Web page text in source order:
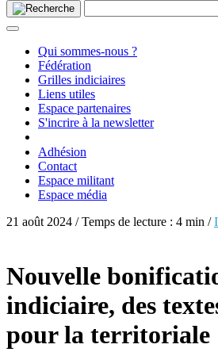
Qui sommes-nous ?
Fédération
Grilles indiciaires
Liens utiles
Espace partenaires
S'incrire à la newsletter
Adhésion
Contact
Espace militant
Espace média
21 août 2024 / Temps de lecture : 4 min /
Nouvelle
indiciaire, des
pour la territoriale